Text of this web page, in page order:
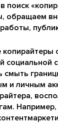
поиск
обращаем
социальной
смыть
и личным
Например,